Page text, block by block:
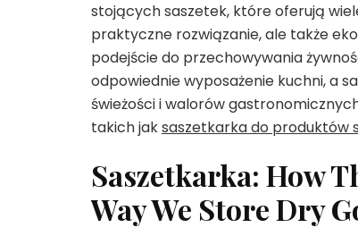
stojących saszetek, które oferują
praktyczne rozwiązanie, ale także
podejście do przechowywania
odpowiednie wyposażenie kuchni, a
świeżości i walorów
takich jaksaszetkarka do produktów
Saszetkarka: How
Way We Store Dry